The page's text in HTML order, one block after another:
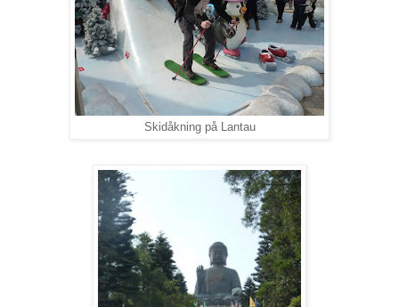
Skidåkning på Lantau